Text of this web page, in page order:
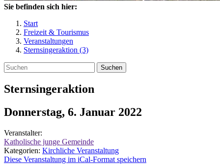
Sie befinden sich hier:
Start
Freizeit & Tourismus
Veranstaltungen
Sternsingeraktion (3)
Suchen
Sternsingeraktion
Donnerstag, 6. Januar 2022
Veranstalter:
Katholische junge Gemeinde
Kategorien: Kirchliche Veranstaltung
Diese Veranstaltung im iCal-Format speichern